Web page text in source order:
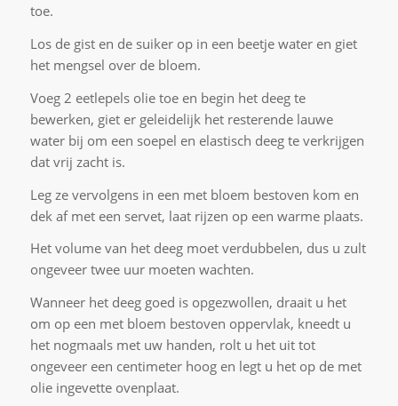
toe.
Los de gist en de suiker op in een beetje water en giet
het mengsel over de bloem.
Voeg 2 eetlepels olie toe en begin het deeg te
bewerken, giet er geleidelijk het resterende lauwe
water bij om een soepel en elastisch deeg te verkrijgen
dat vrij zacht is.
Leg ze vervolgens in een met bloem bestoven kom en
dek af met een servet, laat rijzen op een warme plaats.
Het volume van het deeg moet verdubbelen, dus u zult
ongeveer twee uur moeten wachten.
Wanneer het deeg goed is opgezwollen, draait u het
om op een met bloem bestoven oppervlak, kneedt u
het nogmaals met uw handen, rolt u het uit tot
ongeveer een centimeter hoog en legt u het op de met
olie ingevette ovenplaat.